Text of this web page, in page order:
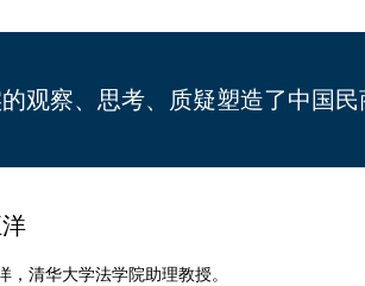
观察、思考、质疑塑造了中国民
，清华大学法学院助理教授。